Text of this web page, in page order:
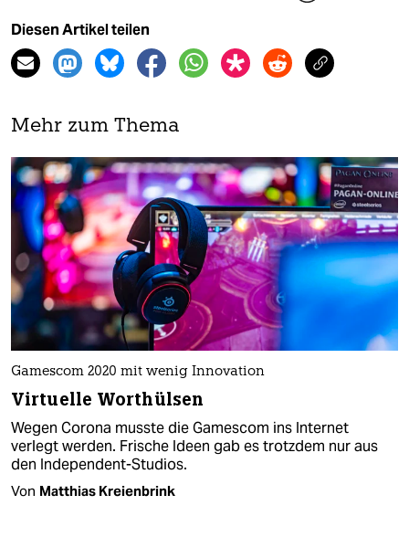
Diesen Artikel teilen
Mehr zum Thema
Gamescom 2020 mit wenig Innovation
Virtuelle Worthülsen
Wegen Corona musste die Gamescom ins Internet
verlegt werden. Frische Ideen gab es trotzdem nur aus
den Independent-Studios.
Von Matthias Kreienbrink